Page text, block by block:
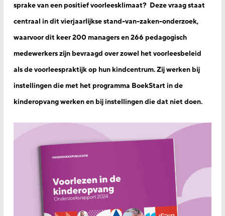
sprake van een positief voorleesklimaat? Deze vraag staat
centraal in dit vierjaarlijkse stand-van-zaken-onderzoek,
waarvoor dit keer 200 managers en 266 pedagogisch
medewerkers zijn bevraagd over zowel het voorleesbeleid
als de voorleespraktijk op hun kindcentrum. Zij werken bij
instellingen die met het programma BoekStart in de
kinderopvang werken en bij instellingen die dat niet doen.